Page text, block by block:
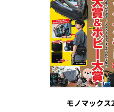
モノマック